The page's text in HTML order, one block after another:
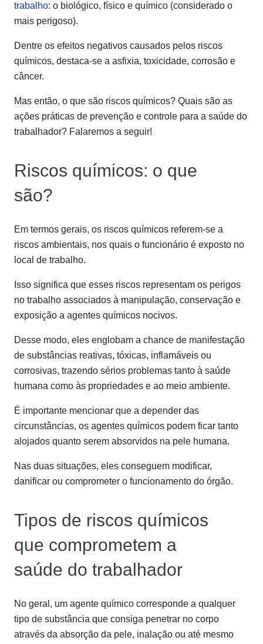
trabalho: o biológico, físico e químico (considerado o
mais perigoso).
Dentre os efeitos negativos causados pelos riscos
químicos, destaca-se a asfixia, toxicidade, corrosão e
câncer.
Mas então, o que são riscos químicos? Quais são as
ações práticas de prevenção e controle para a saúde do
trabalhador? Falaremos a seguir!
Riscos químicos: o que
são?
Em termos gerais, os riscos químicos referem-se a
riscos ambientais, nos quais o funcionário é exposto no
local de trabalho.
Isso significa que esses riscos representam os perigos
no trabalho associados à manipulação, conservação e
exposição a agentes químicos nocivos.
Desse modo, eles englobam a chance de manifestação
de substâncias reativas, tóxicas, inflamáveis ou
corrosivas, trazendo sérios problemas tanto à saúde
humana como às propriedades e ao meio ambiente.
É importante mencionar que a depender das
circunstâncias, os agentes químicos podem ficar tanto
alojados quanto serem absorvidos na pele humana.
Nas duas situações, eles conseguem modificar,
danificar ou comprometer o funcionamento do órgão.
Tipos de riscos químicos
que comprometem a
saúde do trabalhador
No geral, um agente químico corresponde a qualquer
tipo de substância que consiga penetrar no corpo
através da absorção da pele, inalação ou até mesmo